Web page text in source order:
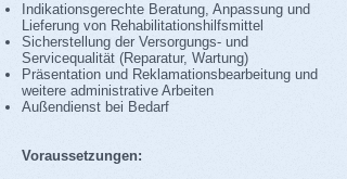
Indikationsgerechte Beratung, Anpassung und
Lieferung von Rehabilitationshilfsmittel
Sicherstellung der Versorgungs- und
Servicequalität (Reparatur, Wartung)
Präsentation und Reklamationsbearbeitung und
weitere administrative Arbeiten
Außendienst bei Bedarf
Voraussetzungen: